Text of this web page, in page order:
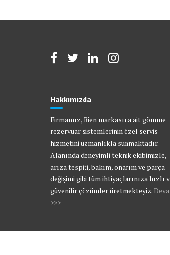
Hakkımızda
Firmamız, Bien markasına ait gömme
rezervuar sistemlerinin özel servis
hizmetini uzmanlıkla sunmaktadır.
Alanında deneyimli teknik ekibimizle,
arıza tespiti, bakım, onarım ve parça
değişimi gibi tüm ihtiyaçlarınıza hızlı
güvenilir çözümler üretmekteyiz.
>>>